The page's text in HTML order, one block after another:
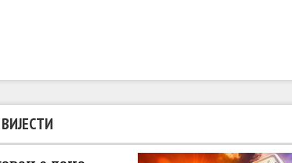
ВИЈЕСТИ